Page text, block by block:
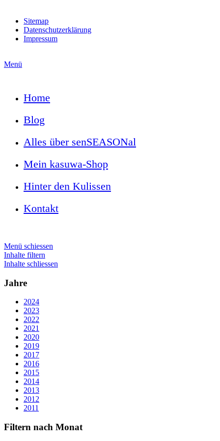
Sitemap
Datenschutzerklärung
Impressum
Menü
Home
Blog
Alles über senSEASONal
Mein kasuwa-Shop
Hinter den Kulissen
Kontakt
Menü schiessen
Inhalte filtern
Inhalte schliessen
Jahre
2024
2023
2022
2021
2020
2019
2017
2016
2015
2014
2013
2012
2011
Filtern nach Monat